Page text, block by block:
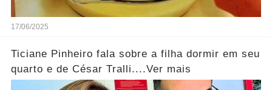
17/06/2025
Ticiane Pinheiro fala sobre a filha dormir em seu
quarto e de César Tralli....Ver mais